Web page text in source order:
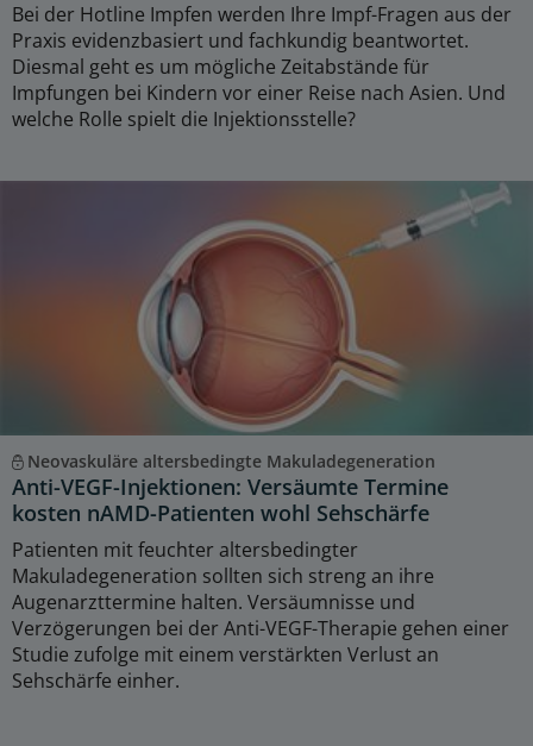
Bei der Hotline Impfen werden Ihre Impf-Fragen aus der
Praxis evidenzbasiert und fachkundig beantwortet.
Diesmal geht es um mögliche Zeitabstände für
Impfungen bei Kindern vor einer Reise nach Asien. Und
welche Rolle spielt die Injektionsstelle?
Neovaskuläre altersbedingte Makuladegeneration
Anti-VEGF-Injektionen: Versäumte Termine
kosten nAMD-Patienten wohl Sehschärfe
Patienten mit feuchter altersbedingter
Makuladegeneration sollten sich streng an ihre
Augenarzttermine halten. Versäumnisse und
Verzögerungen bei der Anti-VEGF-Therapie gehen einer
Studie zufolge mit einem verstärkten Verlust an
Sehschärfe einher.